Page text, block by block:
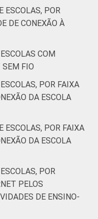
ESCOLAS, POR
DE CONEXÃO À
COM
SEM FIO
POR FAIXA
DA ESCOLA
ESCOLAS, POR FAIXA
DA ESCOLA
POR
PELOS
DE ENSINO-